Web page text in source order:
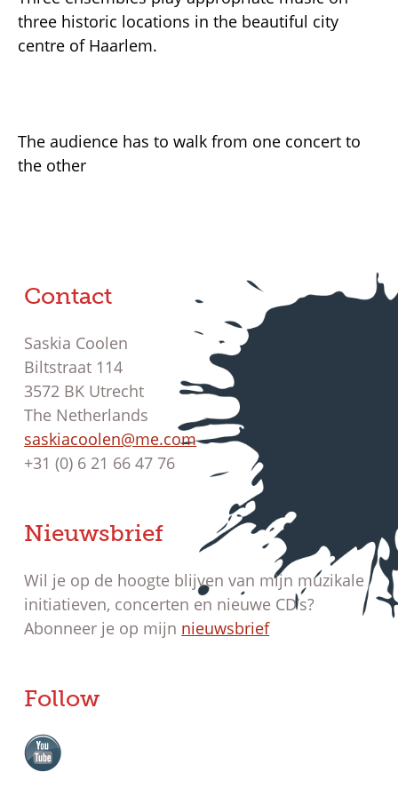
three historic locations in the beautiful city
centre of Haarlem.
The audience has to walk from one concert to
the other
Contact
Saskia Coolen
Biltstraat 114
3572 BK Utrecht
The Netherlands
saskiacoolen@me.com
+31 (0) 6 21 66 47 76
Nieuwsbrief
Wil je op de hoogte blijven van mijn muzikale
initiatieven, concerten en nieuwe CD’s?
Abonneer je op mijn nieuwsbrief
Follow